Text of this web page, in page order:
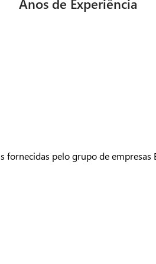
fornecidas pelo grupo de empresas